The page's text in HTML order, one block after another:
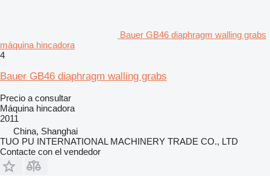
Bauer GB46 diaphragm walling grabs
máquina hincadora
4
Bauer GB46 diaphragm walling grabs
Precio a consultar
Máquina hincadora
2011
China, Shanghai
TUO PU INTERNATIONAL MACHINERY TRADE CO., LTD
Contacte con el vendedor